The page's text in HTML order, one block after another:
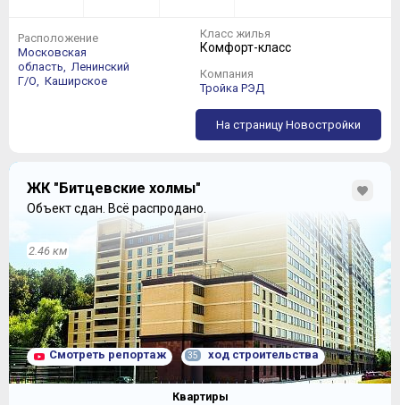
Оставшиеся три 13-этажных корпуса сдаются
Госкомиссии, начиная со II квартала 2017 года (Корпус
№2),
Расположение
Московская
область,
Ленинский
Г/О,
Каширское
Класс жилья
Комфорт-класс
Компания
Тройка РЭД
На страницу Новостройки
ЖК "Битцевские холмы"
Объект сдан. Всё распродано.
2.46 км
Смотреть репортаж 35 ход строительства
Квартиры